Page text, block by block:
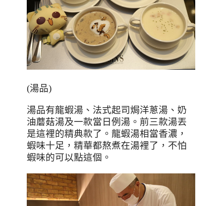
(湯品)
湯品有龍蝦湯、法式起司焗洋蔥湯、奶
油蘑菇湯及一款當日例湯。前三款湯丟
是這裡的精典款了。龍蝦湯相當香濃，
蝦味十足，精華都熬煮在湯裡了，不怕
蝦味的可以點這個。